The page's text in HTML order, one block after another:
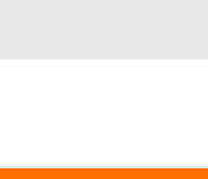
Laag S1, S2, S3